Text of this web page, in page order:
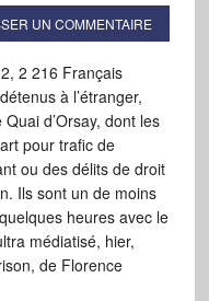
UN COMMENTAIRE
2 216 Français
à l’étranger,
Quai d’Orsay, dont les
pour trafic de
ou des délits de droit
Ils sont un de moins
heures avec le
médiatisé, hier,
de Florence